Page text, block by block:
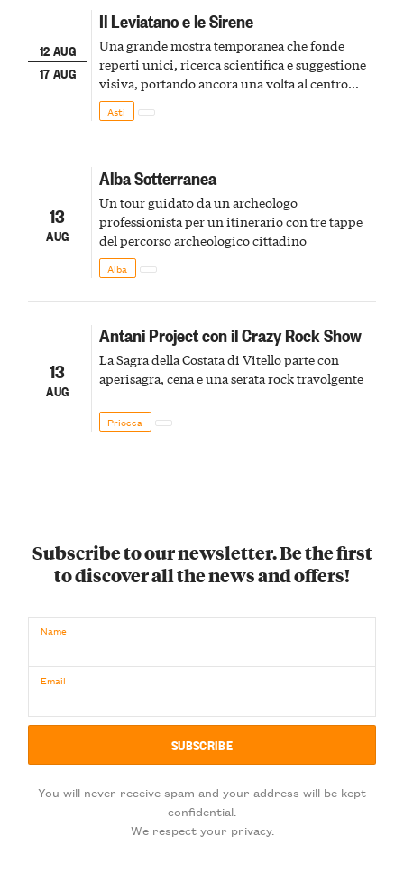
12 AUG
17 AUG
Il Leviatano e le Sirene
Una grande mostra temporanea che fonde
reperti unici, ricerca scientifica e suggestione
visiva, portando ancora una volta al centro
della scena le meraviglie del passato astigiano
Asti
13
AUG
Alba Sotterranea
Un tour guidato da un archeologo
professionista per un itinerario con tre tappe
del percorso archeologico cittadino
Alba
13
AUG
Antani Project con il Crazy Rock Show
La Sagra della Costata di Vitello parte con
aperisagra, cena e una serata rock travolgente
Priocca
Subscribe to our newsletter. Be the first
to discover all the news and offers!
Name
Email
You will never receive spam and your address will be kept
confidential.
We respect your privacy.